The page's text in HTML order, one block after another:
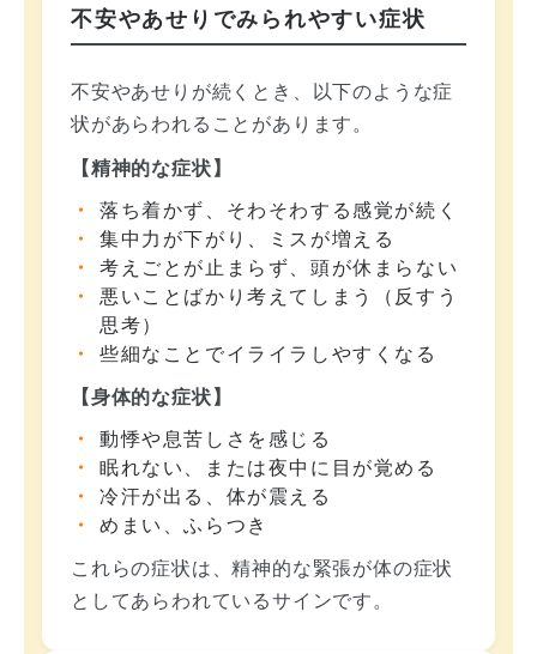
不安やあせりでみられやすい症状
不安やあせりが続くとき、以下のような症
状があらわれることがあります。
【精神的な症状】
落ち着かず、そわそわする感覚が続く
集中力が下がり、ミスが増える
考えごとが止まらず、頭が休まらない
悪いことばかり考えてしまう（反すう
思考）
些細なことでイライラしやすくなる
【身体的な症状】
動悸や息苦しさを感じる
眠れない、または夜中に目が覚める
冷汗が出る、体が震える
めまい、ふらつき
これらの症状は、精神的な緊張が体の症状
としてあらわれているサインです。